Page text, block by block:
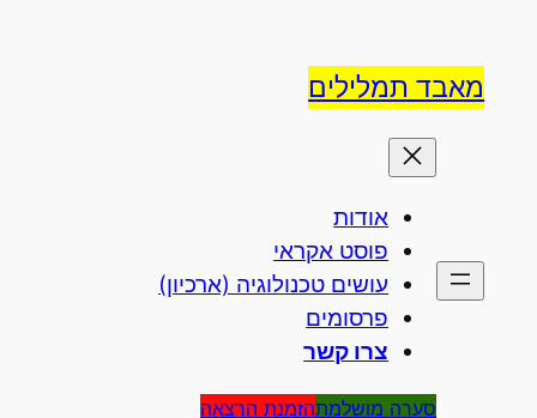
מאבד תמלילים
אודות
פוסט אקראי
עושים טכנולוגיה (ארכיון)
פרסומים
צרו קשר
סערה מושלמתהזמנת הרצאה